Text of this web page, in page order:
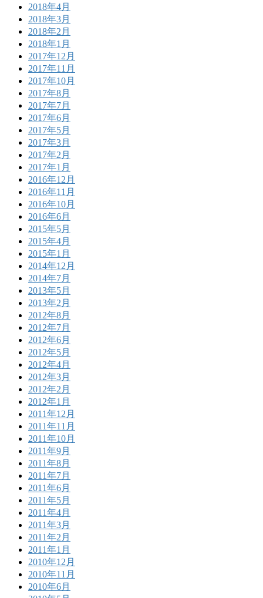
2018年4月
2018年3月
2018年2月
2018年1月
2017年12月
2017年11月
2017年10月
2017年8月
2017年7月
2017年6月
2017年5月
2017年3月
2017年2月
2017年1月
2016年12月
2016年11月
2016年10月
2016年6月
2015年5月
2015年4月
2015年1月
2014年12月
2014年7月
2013年5月
2013年2月
2012年8月
2012年7月
2012年6月
2012年5月
2012年4月
2012年3月
2012年2月
2012年1月
2011年12月
2011年11月
2011年10月
2011年9月
2011年8月
2011年7月
2011年6月
2011年5月
2011年4月
2011年3月
2011年2月
2011年1月
2010年12月
2010年11月
2010年6月